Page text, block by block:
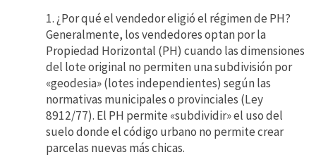
1. ¿Por qué el vendedor eligió el régimen de PH?
Generalmente, los vendedores optan por la
Propiedad Horizontal (PH) cuando las dimensiones
del lote original no permiten una subdivisión por
«geodesia» (lotes independientes) según las
normativas municipales o provinciales (Ley
8912/77). El PH permite «subdividir» el uso del
suelo donde el código urbano no permite crear
parcelas nuevas más chicas.